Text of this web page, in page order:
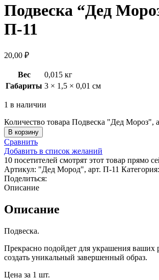
Подвеска “Дед
П-11
20,00 ₽
Вес
0,015 кг
Габариты 3 × 1,5 × 0,01 см
1 в наличии
Количество товара Подвеска "Дед Мороз",
В корзину
Сравнить
Добавить в список желаний
10 посетителей смотрят этот товар прямо
Артикул: "Дед Мород", арт. П-11 Категория:
Поделиться:
Описание
Описание
Подвеска.
Прекрасно подойдет для украшения ваших
создать уникальный завершенный образ.
Цена за 1 шт.